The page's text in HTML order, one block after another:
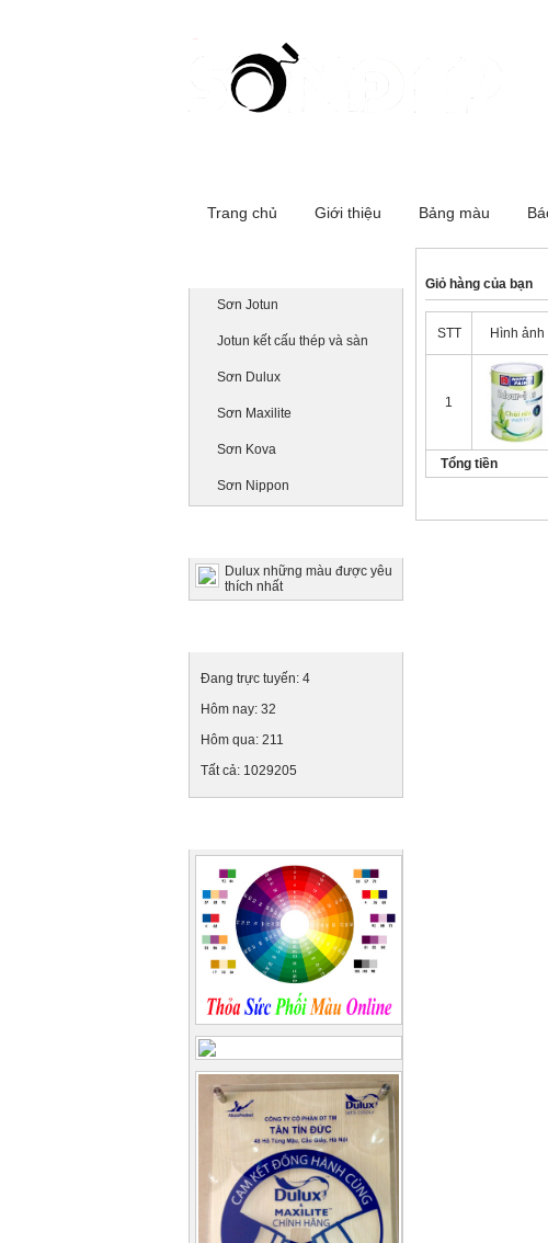
Trang chủ Giới thiệu Bảng màu
Sơn Jotun
Jotun kết cấu thép và sàn
Sơn Dulux
Sơn Maxilite
Sơn Kova
Sơn Nippon
Dulux những màu được yêu
thích nhất
Đang trực tuyến: 4
Hôm nay: 32
Hôm qua: 211
Tất cả: 1029205
Giỏ hàng của bạn
STT Hình ảnh
1
Tổng tiền